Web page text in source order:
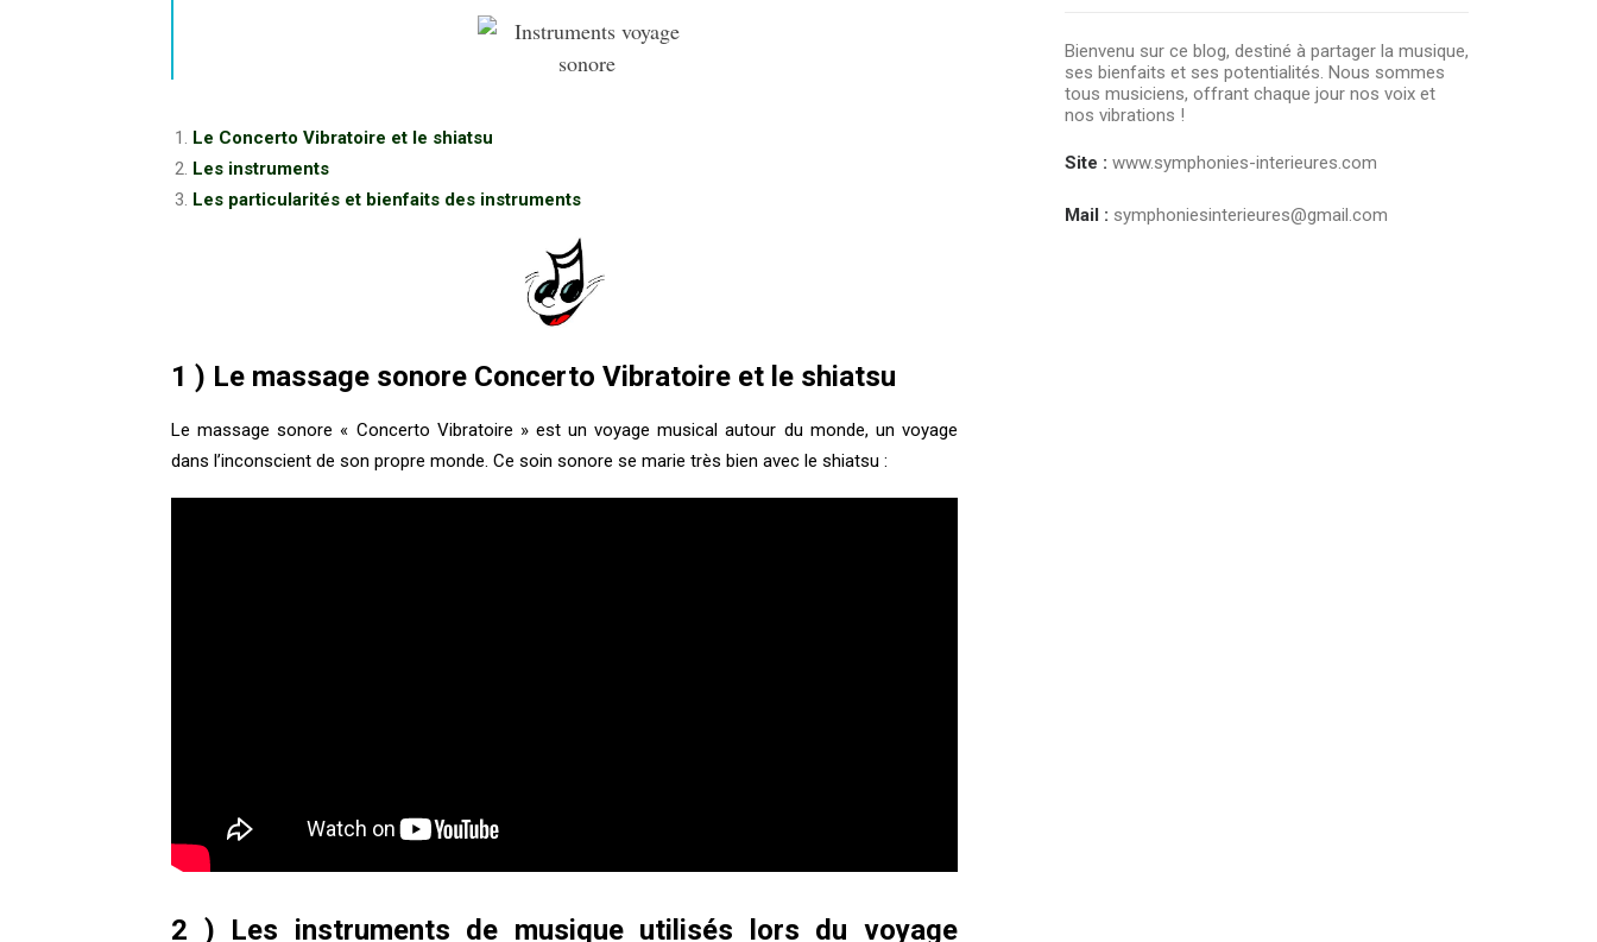
Le Concerto Vibratoire et le shiatsu
Les instruments
Les particularités et bienfaits des instruments
1 ) Le massage sonore Concerto Vibratoire et le shiatsu
Le massage sonore « Concerto Vibratoire »est un voyage musical autour du monde, un voyage
dans l’inconscient de son propre monde. Ce soin sonore se marie très bien avec le shiatsu :
2 ) Les instruments de musique utilisés lors du voyage
Bienvenu sur ce blog, destiné à partager la musique,
ses bienfaits et ses potentialités. Nous sommes
tous musiciens, offrant chaque jour nos voix et
nos vibrations !
Site : www.symphonies-interieures.com
Mail : symphoniesinterieures@gmail.com